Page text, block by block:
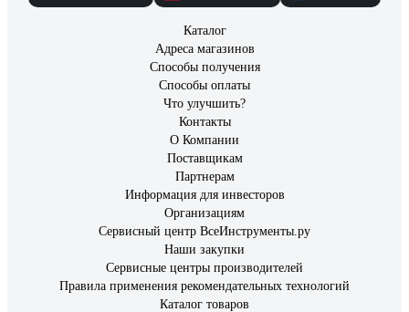
Каталог
Адреса магазинов
Способы получения
Способы оплаты
Что улучшить?
Контакты
О Компании
Поставщикам
Партнерам
Информация для инвесторов
Организациям
Сервисный центр ВсеИнструменты.ру
Наши закупки
Сервисные центры производителей
Правила применения рекомендательных технологий
Каталог товаров